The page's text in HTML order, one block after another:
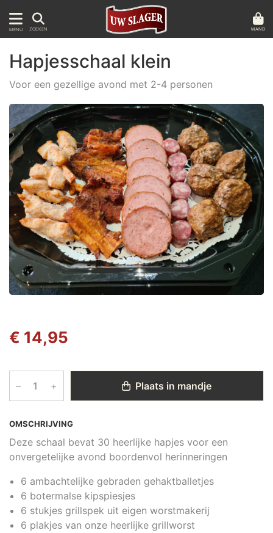
MENU ZOEKEN MAND
OMSCHRIJVING
Deze schaal bevat 30 heerlijke hapjes voor een
onvergetelijke avond boordenvol herinneringen
6 ambachtelijke gebraden gehaktballetjes
6 botermalse kipspiesjes
6 stukjes grillspek uit eigen worstmakerij
6 plakjes van onze heerlijke grillworst
Hapjesschaal klein
Voor een gezellige avond met 2-4 personen
€ 14,95
– + Plaats in mandje